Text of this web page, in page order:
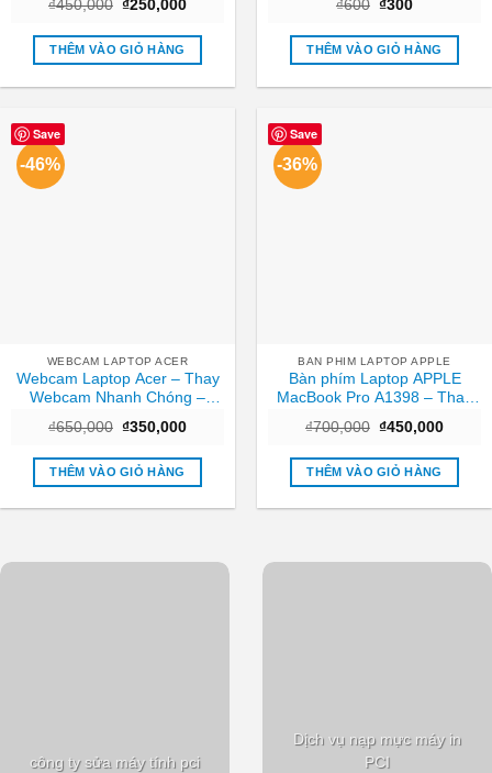
TPHCM
₫450,000 Giá
là:
₫450,000.
₫250,000Giá
tại
₫250,000.
THÊM VÀO GIỎ HÀNG
₫600 Giá
là:
₫600.
₫300Giá
tại
là:
₫300.
THÊM VÀO GIỎ HÀNG
Save
-46%
WEBCAM LAPTOP ACER
Webcam Laptop Acer – Thay
Webcam Nhanh Chóng –
₫650,000 Giá
là:
₫650,000.
₫350,000Giá
tại
₫350,000.
THÊM VÀO GIỎ HÀNG
Save
-36%
BAN PHIM LAPTOP APPLE
Bàn phím Laptop APPLE
MacBook Pro A1398 – Thay
₫700,000 Giá
là:
₫700,000.
₫450,000Giá
tại
THÊM VÀO GIỎ HÀNG
công ty sửa máy tính pci
Dịch vụ nạp mực máy in
PCI